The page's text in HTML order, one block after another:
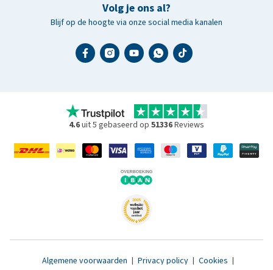
Volg je ons al?
Blijf op de hoogte via onze social media kanalen
4.6uit 5 gebaseerd op 51336Reviews
Algemene voorwaarden | Privacy policy | Cookies |